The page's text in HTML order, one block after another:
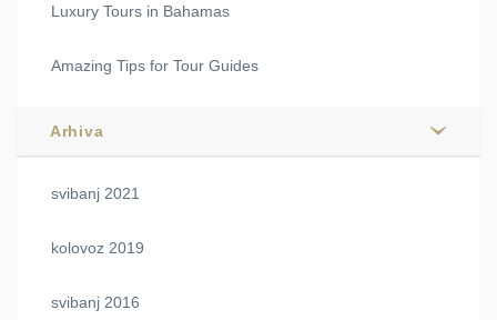
Luxury Tours in Bahamas
Amazing Tips for Tour Guides
Arhiva
svibanj 2021
kolovoz 2019
svibanj 2016